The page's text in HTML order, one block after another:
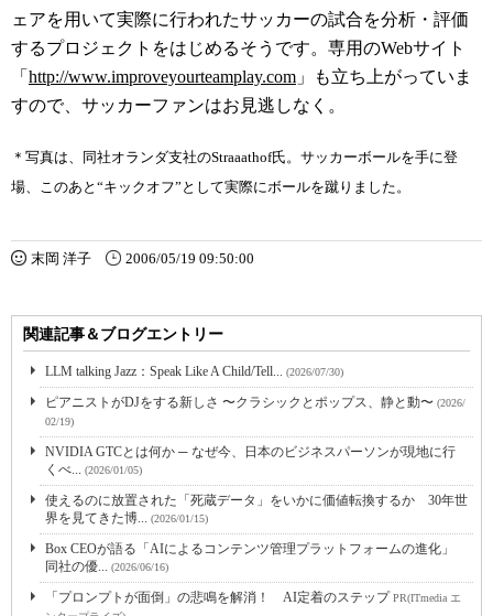
ェアを用いて実際に行われたサッカーの試合を分析・評価
するプロジェクトをはじめるそうです。専用のWebサイト
「 http://www.improveyourteamplay.com 」も立ち上がっていま
すので、サッカーファンはお見逃しなく。
＊写真は、同社オランダ支社のStraaathof氏。サッカーボールを手に登
場、このあと“キックオフ”として実際にボールを蹴りました。
末岡 洋子 2006/05/19 09:50:00
関連記事＆ブログエントリー
LLM talking Jazz：Speak Like A Child/Tell... (2026/07/30)
ピアニストがDJをする新しさ 〜クラシックとポップス、静と動〜 (2026/
02/19)
NVIDIA GTCとは何か ─ なぜ今、日本のビジネスパーソンが現地に行
くべ... (2026/01/05)
使えるのに放置された「死蔵データ」をいかに価値転換するか 30年世
界を見てきた博... (2026/01/15)
Box CEOが語る「AIによるコンテンツ管理プラットフォームの進化」
同社の優... (2026/06/16)
「プロンプトが面倒」の悲鳴を解消！ AI定着のステップPR(ITmedia エ